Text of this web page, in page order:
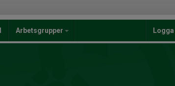
Arbetsgrupper Logga